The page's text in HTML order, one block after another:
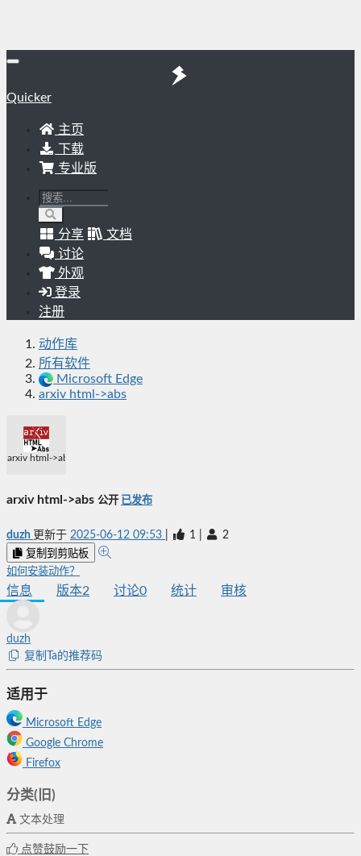
Quicker
主页
下载
专业版
分享
文档
讨论
外观
登录
注册
动作库
所有软件
Microsoft Edge
arxiv html->abs
arxiv html->abs
arxiv html->abs 公开 已发布
duzh 更新于 2025-06-12 09:53 1 2
复制到剪贴板
如何安装动作？
信息 版本2 讨论0 统计 审核
duzh
复制Ta的推荐码
适用于
Microsoft Edge
Google Chrome
Firefox
分类(旧)
文本处理
点赞鼓励一下